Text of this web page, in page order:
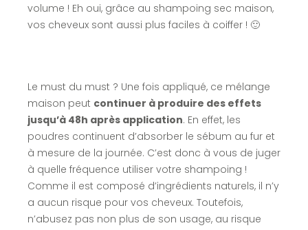
volume ! Eh oui, grâce au shampoing sec maison,
vos cheveux sont aussi plus faciles à coiffer ! 🙂
Le must du must ? Une fois appliqué, ce mélange
maison peut continuer à produire des effets
jusqu’à 48h après application. En effet, les
poudres continuent d’absorber le sébum au fur et
à mesure de la journée. C’est donc à vous de juger
à quelle fréquence utiliser votre shampoing !
Comme il est composé d’ingrédients naturels, il n’y
a aucun risque pour vos cheveux. Toutefois,
n’abusez pas non plus de son usage, au risque